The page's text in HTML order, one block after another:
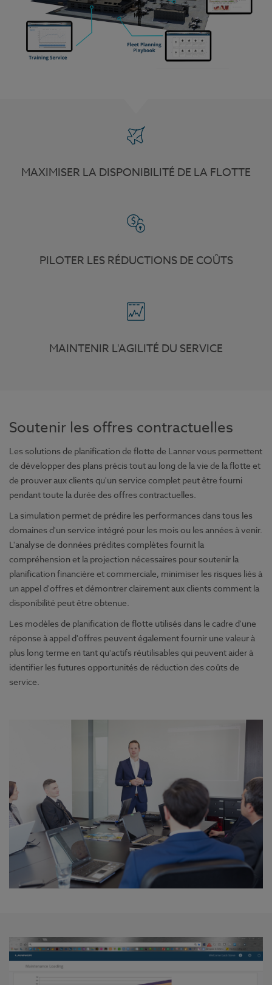
MAXIMISER LA DISPONIBILITÉ DE LA FLOTTE
PILOTER LES RÉDUCTIONS DE COÛTS
MAINTENIR L'AGILITÉ DU SERVICE
Soutenir les offres contractuelles
Les solutions de planification de flotte de Lanner vous permettent
de développer des plans précis tout au long de la vie de la flotte et
de prouver aux clients qu'un service complet peut être fourni
pendant toute la durée des offres contractuelles.
La simulation permet de prédire les performances dans tous les
domaines d'un service intégré pour les mois ou les années à venir.
L'analyse de données prédites complètes fournit la
compréhension et la projection nécessaires pour soutenir la
planification financière et commerciale, minimiser les risques liés à
un appel d'offres et démontrer clairement aux clients comment la
disponibilité peut être obtenue.
Les modèles de planification de flotte utilisés dans le cadre d'une
réponse à appel d'offres peuvent également fournir une valeur à
plus long terme en tant qu'actifs réutilisables qui peuvent aider à
identifier les futures opportunités de réduction des coûts de
service.